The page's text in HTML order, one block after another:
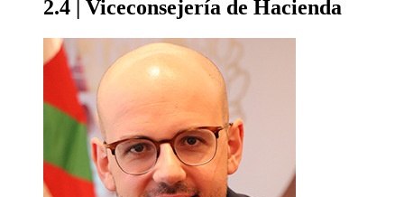
2.4 | Viceconsejería de Hacienda